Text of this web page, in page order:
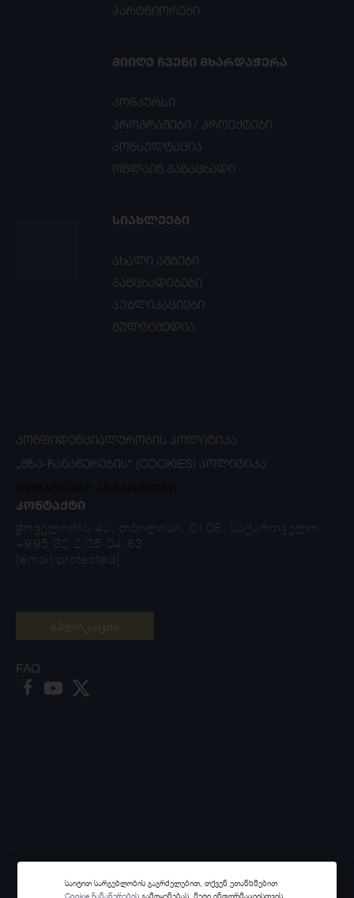
პარტნიორები
ᲛᲘᲘᲦᲔ ᲩᲕᲔᲜᲘ ᲛᲮᲐᲠᲓᲐᲭᲔᲠᲐ
კონკურსი
პროგრამები / პროექტები
კონსულტაცია
ონლაინ განაცხადი
ᲡᲘᲐᲮᲚᲔᲔᲑᲘ
ახალი ამბები
განცხადებები
პუბლიკაციები
მულტიმედია
ᲙᲝᲜᲤᲘᲓᲔᲜᲪᲘᲐᲚᲣᲠᲝᲑᲘᲡ ᲞᲝᲚᲘᲢᲘᲙᲐ
„ᲛᲖᲐ-ᲩᲐᲜᲐᲬᲔᲠᲔᲑᲘᲡ“ (COOKIES) ᲞᲝᲚᲘᲢᲘᲙᲐ
ᲙᲝᲜᲢᲐᲥᲢᲘ
ჭოველიძის 4ა, თბილისი, 0108, საქართველო
+995 32 2 25 04 63
[email protected]
FAQ
საიტით სარგებლობის გაგრძელებით, თქვენ ეთანხმებით